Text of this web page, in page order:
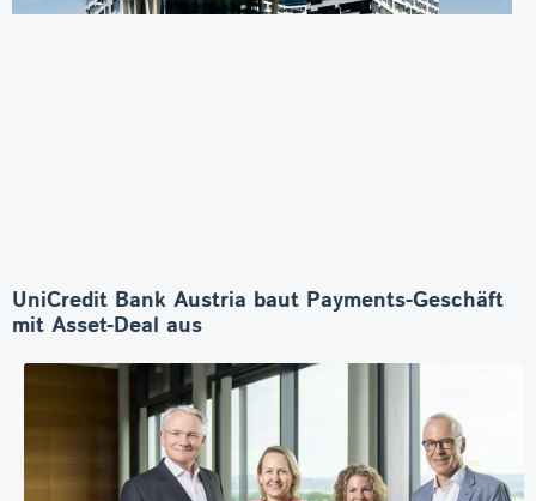
UniCredit Bank Austria baut Payments-Geschäft
mit Asset-Deal aus